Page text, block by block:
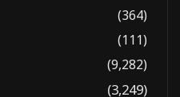
(364)
(111)
(9,282)
(3,249)